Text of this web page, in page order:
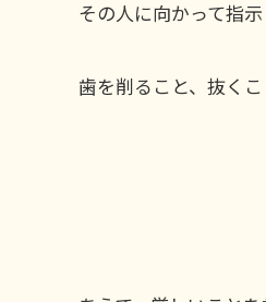
その人に向かって指
歯を削ること、抜く